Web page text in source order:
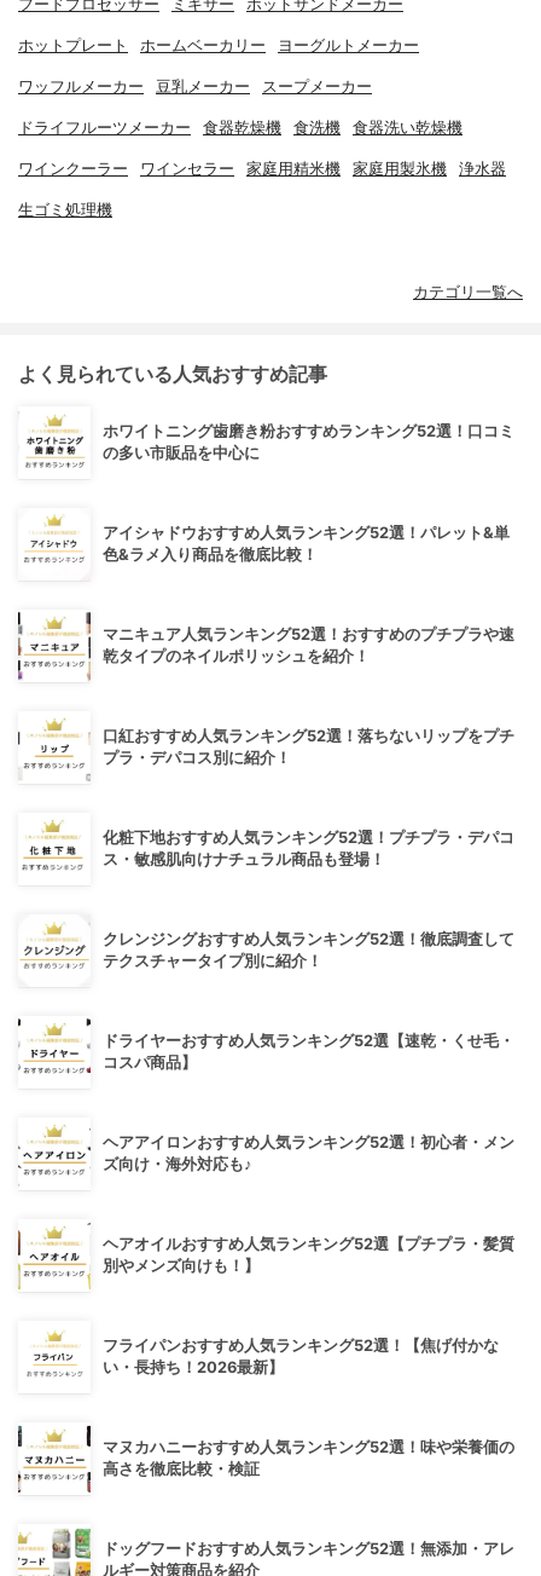
フードプロセッサー ミキサー ホットサンドメーカー
ホットプレート ホームベーカリー ヨーグルトメーカー
ワッフルメーカー 豆乳メーカー スープメーカー
ドライフルーツメーカー 食器乾燥機 食洗機 食器洗い乾燥機
ワインクーラー ワインセラー 家庭用精米機 家庭用製氷機 浄水器
生ゴミ処理機
カテゴリ一覧へ
よく見られている人気おすすめ記事
ホワイトニング歯磨き粉おすすめランキング52選！口コミ
の多い市販品を中心に
アイシャドウおすすめ人気ランキング52選！パレット&単
色&ラメ入り商品を徹底比較！
マニキュア人気ランキング52選！おすすめのプチプラや速
乾タイプのネイルポリッシュを紹介！
口紅おすすめ人気ランキング52選！落ちないリップをプチ
プラ・デパコス別に紹介！
化粧下地おすすめ人気ランキング52選！プチプラ・デパコ
ス・敏感肌向けナチュラル商品も登場！
クレンジングおすすめ人気ランキング52選！徹底調査して
テクスチャータイプ別に紹介！
ドライヤーおすすめ人気ランキング52選【速乾・くせ毛・
コスパ商品】
ヘアアイロンおすすめ人気ランキング52選！初心者・メン
ズ向け・海外対応も♪
ヘアオイルおすすめ人気ランキング52選【プチプラ・髪質
別やメンズ向けも！】
フライパンおすすめ人気ランキング52選！【焦げ付かな
い・長持ち！2026最新】
マヌカハニーおすすめ人気ランキング52選！味や栄養価の
高さを徹底比較・検証
ドッグフードおすすめ人気ランキング52選！無添加・アレ
ルギー対策商品を紹介